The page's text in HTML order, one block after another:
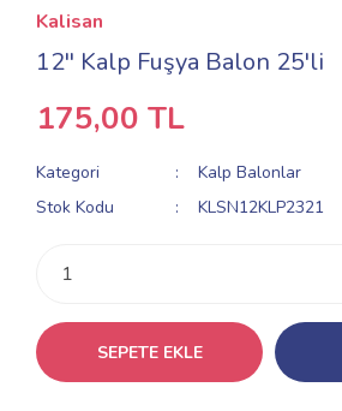
Kalisan
12'' Kalp Fuşya Balon 25'li
175,00 TL
Kategori
Kalp Balonlar
Stok Kodu
KLSN12KLP2321
SEPETE EKLE